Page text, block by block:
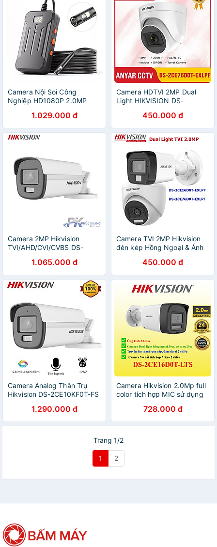
Camera Nội Soi Công
Nghiệp HD1080P 2.0MP
Kết Nối WIFI Không Dây Với
Điện Thoại F300 - Hàng
Nhập Khẩu
1.029.000 đ
Camera HDTVI 2MP Dual
Light HIKVISION DS-
,76D0T-EXLPF, 16D0T-
EXLPF, 76D0T-EXIPF,
16D0T-EXIPF, 16D0T-LPTS -
Hàng chính hãng
450.000 đ
Camera 2MP Hikvision
TVI/AHD/CVI/CVBS DS-
CÓ MÀU 24/24 Hỗ trợ đèn
trợ sáng 40m - Hàng Chính
Hãng
1.065.000 đ
Camera TVI 2MP Hikvision
đèn kép Hồng Ngoại & Ánh
minh) DS-2CE76D0T-EXLPF,
DS-2CE16D0T-EXLPF -
Hàng chính hãng
450.000 đ
Camera Analog Thân Trụ
Hikvision DS-2CE10KF0T-FS
Ban Đêm 3K, Tích Hợp
Mic. IP67,TVI/AHD - Hàng
1.290.000 đ
Camera Hikvision 2.0Mp full
color tích hợp MIC sử dụng
2CE16D0T-LTS, DS-
2CE78D0T-LTS, DS-
hãng
728.000 đ
Trang 1/2
1 2